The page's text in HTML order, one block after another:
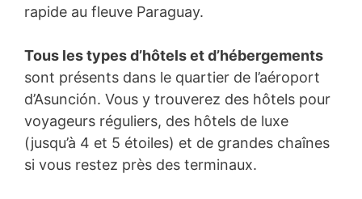
rapide au fleuve Paraguay.
Tous les types d’hôtels et d’hébergements
sont présents dans le quartier de l’aéroport
d’Asunción. Vous y trouverez des hôtels pour
voyageurs réguliers, des hôtels de luxe
(jusqu’à 4 et 5 étoiles) et de grandes chaînes
si vous restez près des terminaux.